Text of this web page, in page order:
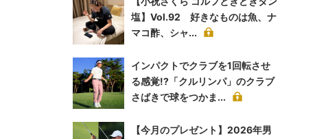
塩】Vol.92 好きなものは魚、ナ
マコ酢、シャ...
インパクトでクラブを1回転させ
る感覚!?「クルリンパ」のクラブ
さばきで球をつかま...
【今月のプレゼント】2026年男